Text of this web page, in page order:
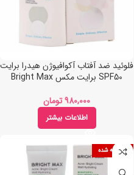
فلوئید ضد آفتاب آکوافیوژن هیدرا برایت
SPF50 برایت مکس Bright Max
تومان
اطلاعات بیشتر
فروخته شده